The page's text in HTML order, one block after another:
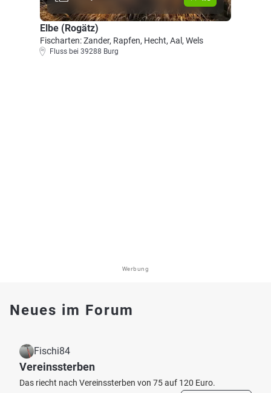
Elbe (Rogätz)
Fischarten: Zander, Rapfen, Hecht, Aal, Wels
Fluss bei 39288 Burg
Werbung
Neues im Forum
Fischi84
Vereinssterben
Das riecht nach Vereinssterben von 75 auf 120 Euro.